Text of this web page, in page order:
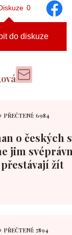
0
do diskuze
PŘEČTENÍ: 6984
o českých
jim
žít
PŘEČTENÍ: 7894